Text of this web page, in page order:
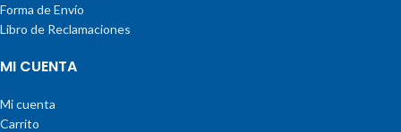
Forma de Envío
Libro de Reclamaciones
MI CUENTA
Mi cuenta
Carrito